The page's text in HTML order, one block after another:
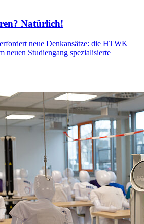
Natürlich!
neue Denkansätze: die HTWK
neuen Studiengang spezialisierte